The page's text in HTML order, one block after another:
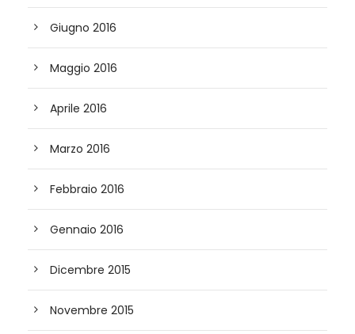
Giugno 2016
Maggio 2016
Aprile 2016
Marzo 2016
Febbraio 2016
Gennaio 2016
Dicembre 2015
Novembre 2015